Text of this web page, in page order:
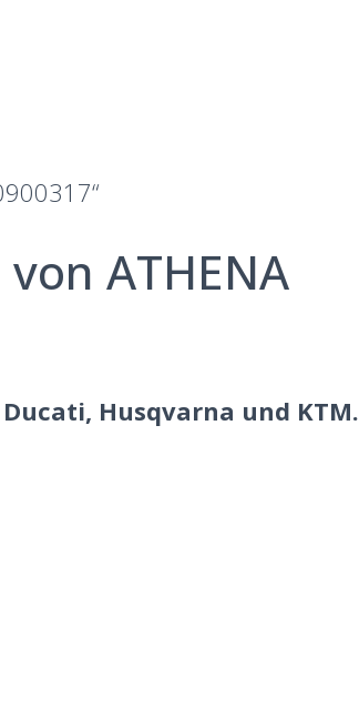
ATHENA
Husqvarna und KTM.